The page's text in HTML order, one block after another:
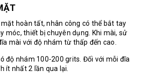
hoàn tất, nhân công có thể bắt tay
móc, thiết bị chuyên dụng. Khi mài, sử
mài với độ nhám từ thấp đến cao.
độ nhám 100-200 grits. Đối với mỗi đĩa
ít nhất 2 lần qua lại.